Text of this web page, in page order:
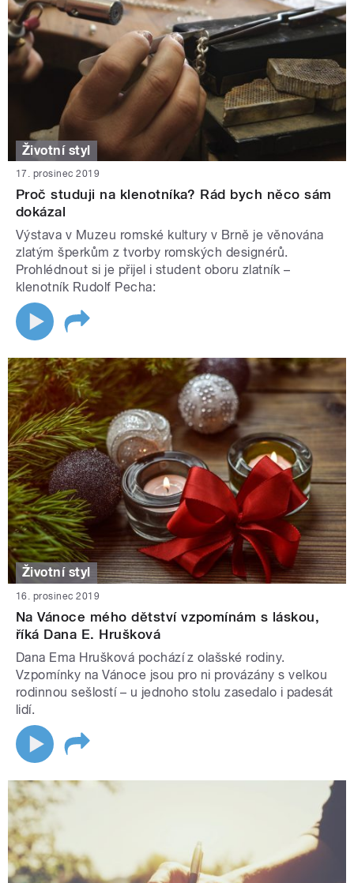
Životní styl
17. prosinec 2019
Proč studuji na klenotníka? Rád bych něco sám
dokázal
Výstava v Muzeu romské kultury v Brně je věnována
zlatým šperkům z tvorby romských designérů.
Prohlédnout si je přijel i student oboru zlatník –
klenotník Rudolf Pecha:
Životní styl
16. prosinec 2019
Na Vánoce mého dětství vzpomínám s láskou,
říká Dana E. Hrušková
Dana Ema Hrušková pochází z olašské rodiny.
Vzpomínky na Vánoce jsou pro ni provázány s velkou
rodinnou sešlostí – u jednoho stolu zasedalo i padesát
lidí.